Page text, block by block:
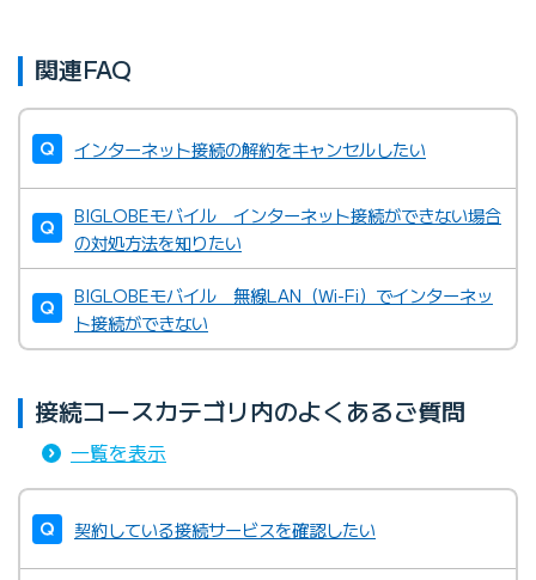
関連FAQ
インターネット接続の解約をキャンセルしたい
BIGLOBEモバイル インターネット接続ができない場合
の対処方法を知りたい
BIGLOBEモバイル 無線LAN（Wi-Fi）でインターネッ
ト接続ができない
接続コースカテゴリ内のよくあるご質問
一覧を表示
契約している接続サービスを確認したい